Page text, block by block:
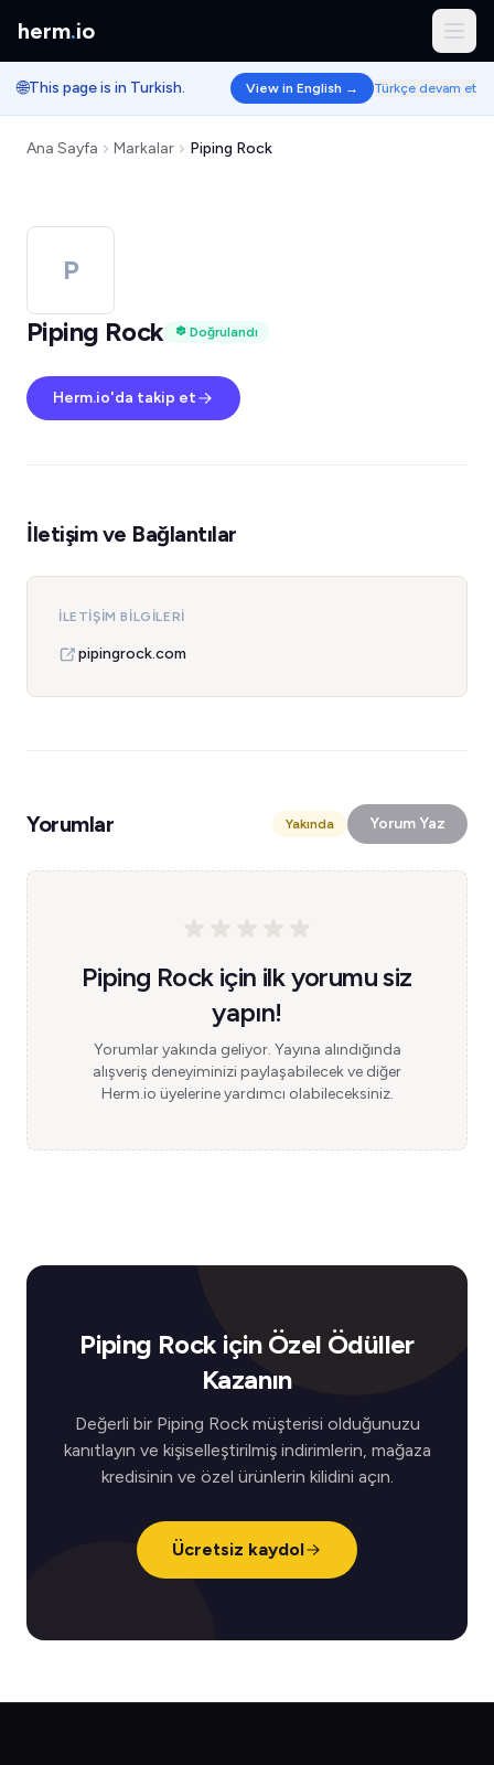
herm.io
🌐This page is in Turkish. View in English → Türkçe devam et
Ana Sayfa Markalar Piping Rock
P
Piping Rock
Doğrulandı
Herm.io'da takip et
İletişim ve Bağlantılar
İLETIŞIM BILGILERI
pipingrock.com
Yorumlar Yakında Yorum Yaz
Piping Rock için ilk yorumu siz
yapın!
Yorumlar yakında geliyor. Yayına alındığında
alışveriş deneyiminizi paylaşabilecek ve diğer
Herm.io üyelerine yardımcı olabileceksiniz.
Piping Rock için Özel Ödüller
Kazanın
Değerli bir Piping Rock müşterisi olduğunuzu
kanıtlayın ve kişiselleştirilmiş indirimlerin, mağaza
kredisinin ve özel ürünlerin kilidini açın.
Ücretsiz kaydol